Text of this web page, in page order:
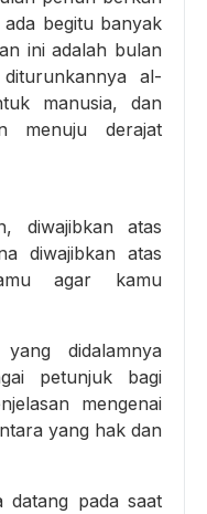
begitu banyak
ini adalah bulan
al-
manusia, dan
menuju derajat
diwajibkan atas
diwajibkan atas
agar kamu
didalamnya
petunjuk bagi
mengenai
yang hak dan
datang pada saat